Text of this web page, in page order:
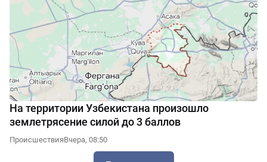
На территории Узбекистана произошло
землетрясение силой до 3 баллов
ПроисшествияВчера, 08:50